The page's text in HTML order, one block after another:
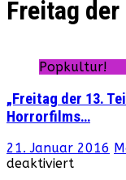
Freitag
Popkultur!
„Freitag der 13.
Horrorfilms…
21. Januar 2016
deaktiviertfür